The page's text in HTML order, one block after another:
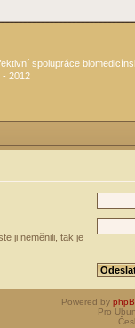
spolupráce
- 2012
ji neměnili, tak je
Powered by
Pro